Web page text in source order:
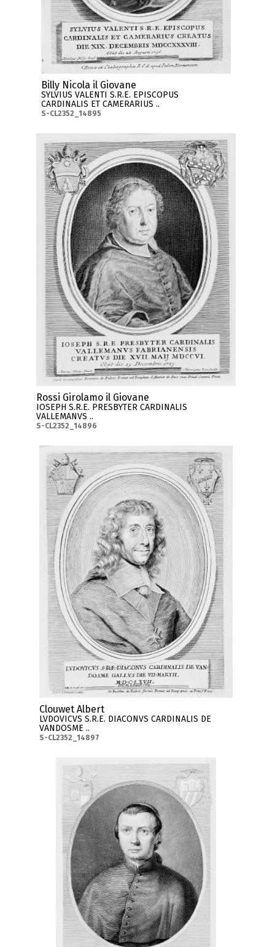
Billy Nicola il Giovane
SYLVIUS VALENTI S.R.E. EPISCOPUS
CARDINALIS ET CAMERARIUS ..
S-CL2352_14895
Rossi Girolamo il Giovane
IOSEPH S.R.E. PRESBYTER CARDINALIS
VALLEMANVS ..
S-CL2352_14896
Clouwet Albert
LVDOVICVS S.R.E. DIACONVS CARDINALIS DE
VANDOSME ..
S-CL2352_14897